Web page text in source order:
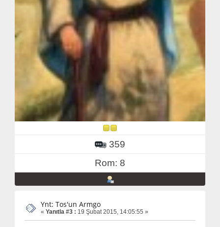
359
Rom: 8
Ynt: Tos'un Armgo
« Yanıtla #3 : 19 Şubat 2015, 14:05:55 »